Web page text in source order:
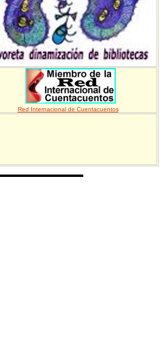
Red Internacional de Cuentacuentos